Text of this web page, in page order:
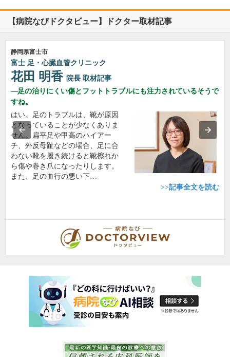
【病院なびドクタビュー】ドクター取材記事
静岡県富士市
富士 足・心臓血管クリニック
花田 明香 院長 取材記事
足の治りにくい傷とフットトラブルにも注力されているそうで
すね。
はい。足のトラブルは、靴が原因
となっていることが少なくありま
せん。扁平足や甲高のハイアー
チ、外反母趾などの場合、足に合
わない靴を履き続けると靴擦れか
ら傷や巻き爪になったりします。
また、足の血行の悪い下…
>>記事全文を読む